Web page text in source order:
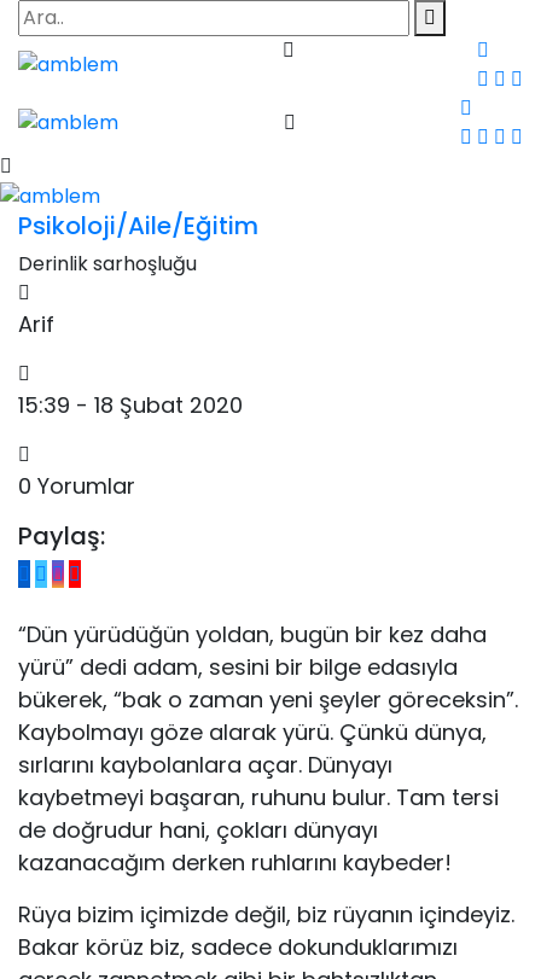
Psikoloji/Aile/Eğitim
Derinlik sarhoşluğu
Arif
15:39 - 18 Şubat 2020
0 Yorumlar
Paylaş:
“Dün yürüdüğün yoldan, bugün bir kez daha
yürü” dedi adam, sesini bir bilge edasıyla
bükerek, “bak o zaman yeni şeyler göreceksin”.
Kaybolmayı göze alarak yürü. Çünkü dünya,
sırlarını kaybolanlara açar. Dünyayı
kaybetmeyi başaran, ruhunu bulur. Tam tersi
de doğrudur hani, çokları dünyayı
kazanacağım derken ruhlarını kaybeder!
Rüya bizim içimizde değil, biz rüyanın içindeyiz.
Bakar körüz biz, sadece dokunduklarımızı